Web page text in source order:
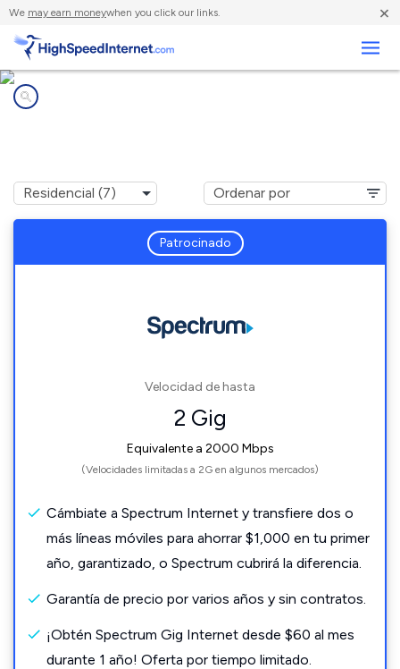
We may earn moneywhen you click our links. ×
Patrocinado
Velocidad de hasta
2 Gig
Equivalente a 2000 Mbps
(Velocidades limitadas a 2G en algunos mercados)
Cámbiate a Spectrum Internet y transfiere dos o
más líneas móviles para ahorrar $1,000 en tu primer
año, garantizado, o Spectrum cubrirá la diferencia.
Garantía de precio por varios años y sin contratos.
¡Obtén Spectrum Gig Internet desde $60 al mes
durante 1 año! Oferta por tiempo limitado.